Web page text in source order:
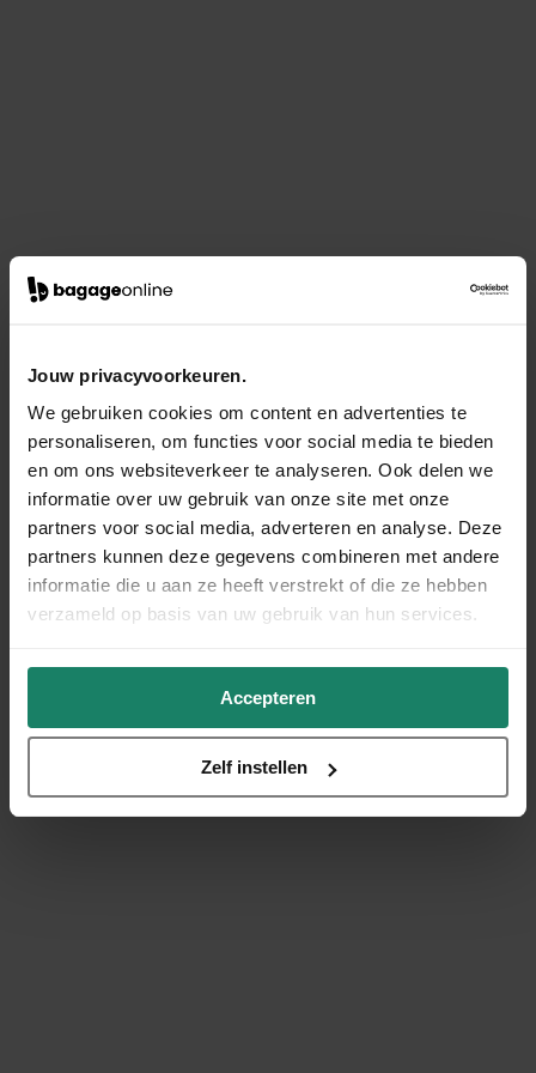
Jouw privacyvoorkeuren.
We gebruiken cookies om content en advertenties te
personaliseren, om functies voor social media te bieden
en om ons websiteverkeer te analyseren. Ook delen we
informatie over uw gebruik van onze site met onze
partners voor social media, adverteren en analyse. Deze
partners kunnen deze gegevens combineren met andere
informatie die u aan ze heeft verstrekt of die ze hebben
verzameld op basis van uw gebruik van hun services.
Accepteren
Zelf instellen